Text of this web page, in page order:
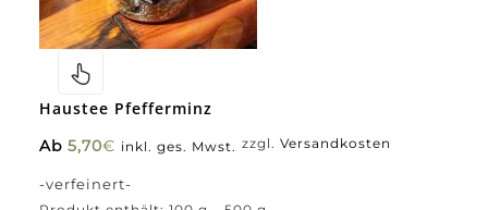
Haustee Pfefferminz
Ab 5,70€ inkl. ges. Mwst.
-verfeinert-
zzgl. Versandkosten